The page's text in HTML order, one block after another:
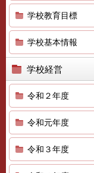
学校教育目標
学校基本情報
学校経営
令和２年度
令和元年度
令和３年度